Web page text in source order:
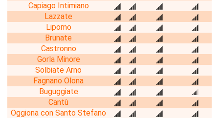
Capiago Intimiano
Lazzate
Lipomo
Brunate
Castronno
Gorla Minore
Solbiate Arno
Fagnano Olona
Buguggiate
Cantù
Oggiona con Santo Stefano